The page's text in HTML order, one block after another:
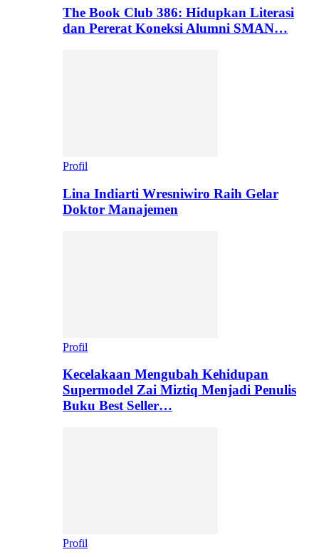
The Book Club 386: Hidupkan Literasi
dan Pererat Koneksi Alumni SMAN…
Profil
Lina Indiarti Wresniwiro Raih Gelar
Doktor Manajemen
Profil
Kecelakaan Mengubah Kehidupan
Supermodel Zai Miztiq Menjadi Penulis
Buku Best Seller…
Profil